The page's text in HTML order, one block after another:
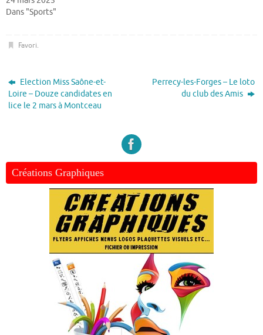
Dans "Sports"
Favori.
Election Miss Saône-et-
Loire – Douze candidates en
lice le 2 mars à Montceau
Perrecy-les-Forges – Le loto
du club des Amis
Créations Graphiques